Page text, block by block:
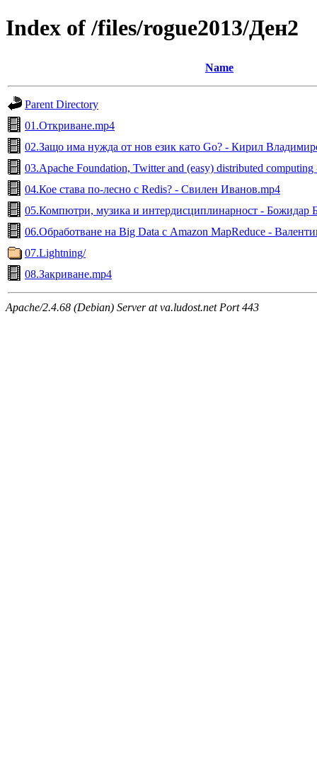
Index of /files/rogue2013/Ден2
Name
Parent Directory
01.Откриване.mp4
02.Защо има нужда от нов език като Go? - Кирил
03.Apache Foundation, Twitter and (easy) distributed
04.Кое става по-лесно с Redis? - Свилен Иванов.mp4
05.Компютри, музика и интердисциплинарност - Божидар
06.Обработване на Big Data с Amazon MapReduce -
07.Lightning/
08.Закриване.mp4
Apache/2.4.68 (Debian) Server at va.ludost.net Port 443